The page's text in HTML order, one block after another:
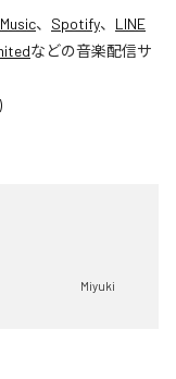
、 Spotify、 LINE
などの音楽配信サ
Miyuki